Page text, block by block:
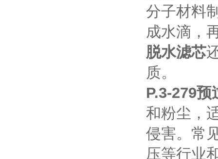
分子材料
成水滴，
脱水滤芯
质。
P.3-279
和粉尘，
侵害。常
压等行业